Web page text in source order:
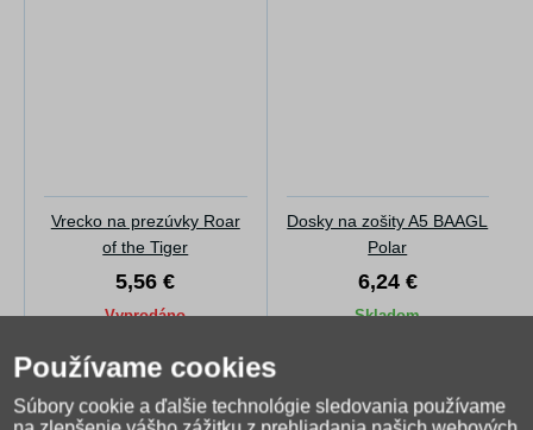
Vrecko na prezúvky Roar
of the Tiger
5,56 €
Vyprodáno
Dosky na zošity A5 BAAGL
Polar
6,24 €
Skladom
Používame cookies
Súbory cookie a ďalšie technológie sledovania používame